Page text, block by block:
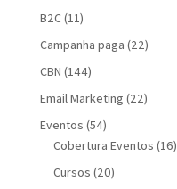
B2C(11)
Campanha paga (22)
CBN (144)
Email Marketing (22)
Eventos (54)
Cobertura Eventos (16)
Cursos (20)